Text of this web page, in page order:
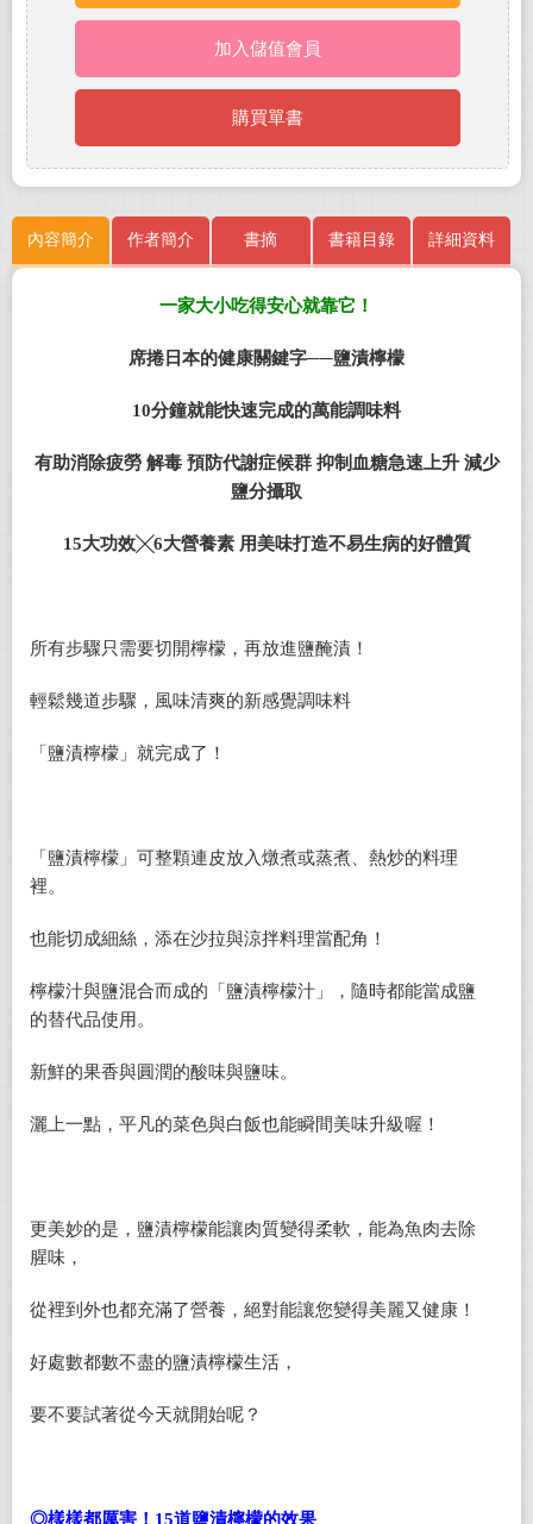
加入儲值會員
購買單書
內容簡介 作者簡介 書摘 書籍目錄 詳細資料
一家大小吃得安心就靠它！
席捲日本的健康關鍵字──鹽漬檸檬
10分鐘就能快速完成的萬能調味料
有助消除疲勞 解毒 預防代謝症候群 抑制血糖急速上升 減少
鹽分攝取
15大功效╳6大營養素 用美味打造不易生病的好體質
所有步驟只需要切開檸檬，再放進鹽醃漬！
輕鬆幾道步驟，風味清爽的新感覺調味料
「鹽漬檸檬」就完成了！
「鹽漬檸檬」可整顆連皮放入燉煮或蒸煮、熱炒的料理
裡。
也能切成細絲，添在沙拉與涼拌料理當配角！
檸檬汁與鹽混合而成的「鹽漬檸檬汁」，隨時都能當成鹽
的替代品使用。
新鮮的果香與圓潤的酸味與鹽味。
灑上一點，平凡的菜色與白飯也能瞬間美味升級喔！
更美妙的是，鹽漬檸檬能讓肉質變得柔軟，能為魚肉去除
腥味，
從裡到外也都充滿了營養，絕對能讓您變得美麗又健康！
好處數都數不盡的鹽漬檸檬生活，
要不要試著從今天就開始呢？
◎樣樣都厲害！15道鹽漬檸檬的效果